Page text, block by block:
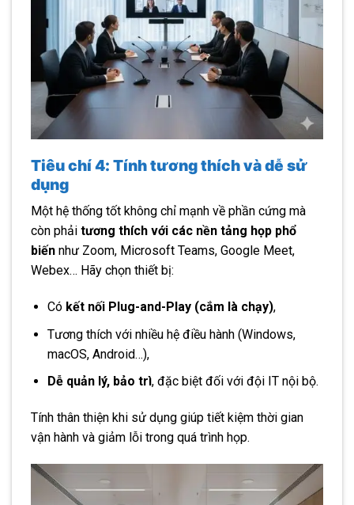
Tiêu chí 4: Tính tương thích và dễ sử
dụng
Một hệ thống tốt không chỉ mạnh về phần cứng mà
còn phải tương thích với các nền tảng họp phổ
biến như Zoom, Microsoft Teams, Google Meet,
Webex… Hãy chọn thiết bị:
Có kết nối Plug-and-Play (cắm là chạy),
Tương thích với nhiều hệ điều hành (Windows,
macOS, Android…),
Dễ quản lý, bảo trì, đặc biệt đối với đội IT nội bộ.
Tính thân thiện khi sử dụng giúp tiết kiệm thời gian
vận hành và giảm lỗi trong quá trình họp.